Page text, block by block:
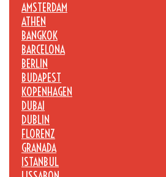
AMSTERDAM
ATHEN
BANGKOK
BARCELONA
BERLIN
BUDAPEST
KOPENHAGEN
DUBAI
DUBLIN
FLORENZ
GRANADA
ISTANBUL